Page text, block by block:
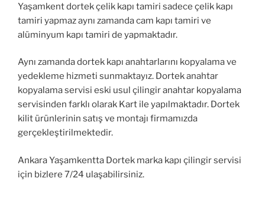
Yaşamkent dortek çelik kapı tamiri sadece çelik kapı
tamiri yapmaz aynı zamanda cam kapı tamiri ve
alüminyum kapı tamiri de yapmaktadır.
Aynı zamanda dortek kapı anahtarlarını kopyalama ve
yedekleme hizmeti sunmaktayız. Dortek anahtar
kopyalama servisi eski usul çilingir anahtar kopyalama
servisinden farklı olarak Kart ile yapılmaktadır. Dortek
kilit ürünlerinin satış ve montajı firmamızda
gerçekleştirilmektedir.
Ankara Yaşamkentta Dortek marka kapı çilingir servisi
için bizlere 7/24 ulaşabilirsiniz.